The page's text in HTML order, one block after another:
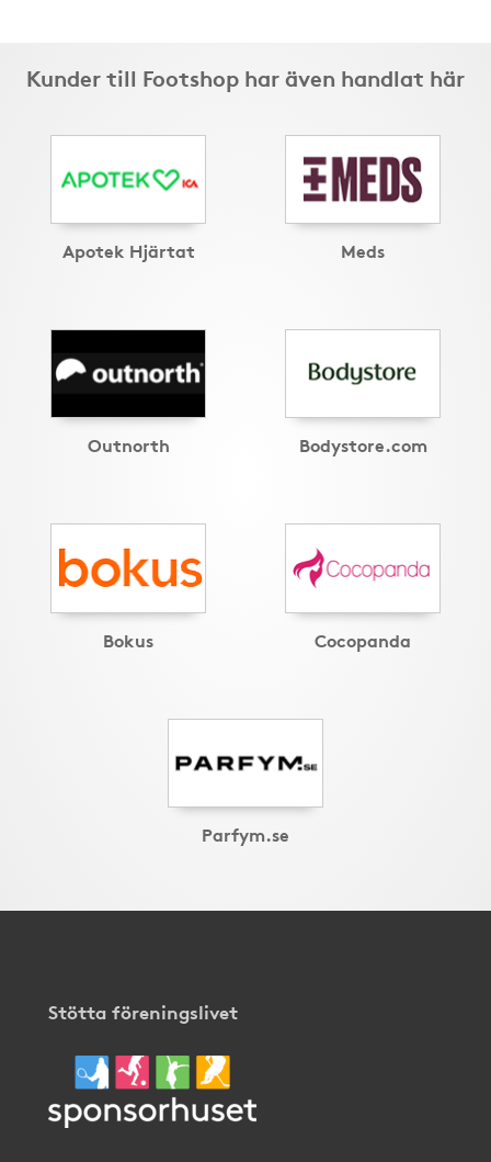
Kunder till Footshop har även handlat här
Apotek Hjärtat Meds
Outnorth Bodystore.com
Bokus Cocopanda
Parfym.se
Stötta föreningslivet